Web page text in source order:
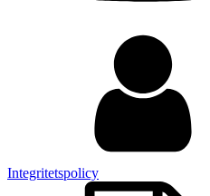
Integritetspolicy